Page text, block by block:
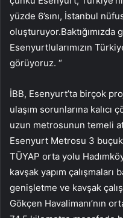
yüzde 6’sını, İstanbul
oluşturuyor.Baktığımızda
Esenyurtlularımızın
görüyoruz. “
İBB, Esenyurt’ta birçok
ulaşım sorunlarına
uzun metrosunun temeli
Esenyurt Metrosu 3
TÜYAP orta yolu
kavşak yapım çalışmaları
genişletme ve kavşak
Gökçen Havalimanı’nın